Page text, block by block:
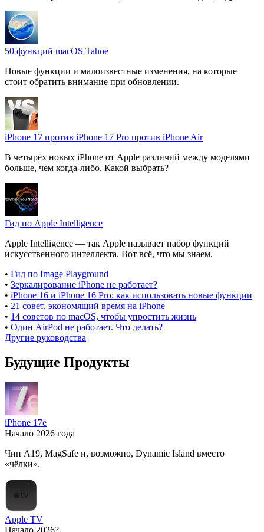
50 функций macOS Tahoe
Новые функции и малоизвестные изменения, на которые
стоит обратить внимание при обновлении.
iPhone 17 против iPhone 17 Pro против iPhone Air
В четырёх новых iPhone от Apple различий между моделями
больше, чем когда-либо. Какой выбрать?
Гид по Apple Intelligence
Apple Intelligence — так Apple называет набор функций
искусственного интеллекта. Вот всё, что мы знаем.
• Гид по Image Playground
• Зеркалирование iPhone не работает?
• iPhone 16 и iPhone 16 Pro: как использовать новые функции
• 21 совет, экономящий время на iPhone
• 14 советов по macOS, чтобы упростить жизнь
• Один AirPod не работает. Что делать?
Другие руководства
Будущие Продукты
iPhone 17e
Начало 2026 года
Чип A19, MagSafe и, возможно, Dynamic Island вместо
«чёлки».
Apple TV